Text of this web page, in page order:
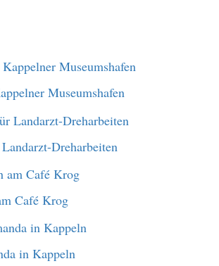
Museumshafen
Dreharbeiten
Café Krog
in Kappeln